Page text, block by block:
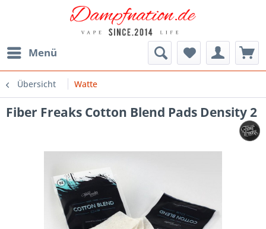
Menü
Übersicht Watte
Fiber Freaks Cotton Blend Pads Density 2